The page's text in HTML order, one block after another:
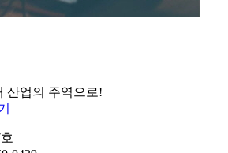
산업의 주역으로!